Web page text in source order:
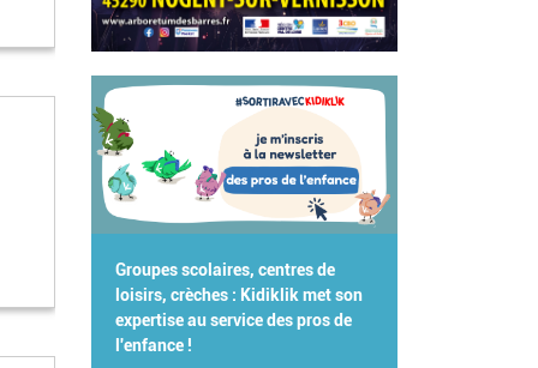
Groupes scolaires, centres de
loisirs, crèches : Kidiklik met son
expertise au service des pros de
l'enfance !